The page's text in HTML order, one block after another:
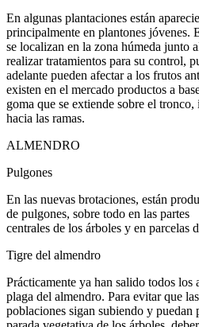
En algunas plantaciones están
principalmente en plantones jóvenes.
se localizan en la zona húmeda junto
realizar tratamientos para su control,
adelante pueden afectar a los frutos
existen en el mercado productos a
goma que se extiende sobre el
hacia las ramas.
ALMENDRO
Pulgones
En las nuevas brotaciones, están
de pulgones, sobre todo en las partes
centrales de los árboles y en parcelas
Tigre del almendro
Prácticamente ya han salido todos los
plaga del almendro. Para evitar que las
poblaciones sigan subiendo y